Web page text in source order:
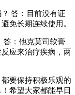
答：目前没有证
免长期连续使用。
答：他克莫司软膏
应来治疗疾病，两
要保持积极乐观的
希望大家都能早日